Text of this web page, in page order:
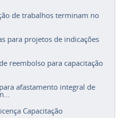
de trabalhos terminam no
para projetos de indicações
reembolso para capacitação
afastamento integral de
Capacitação